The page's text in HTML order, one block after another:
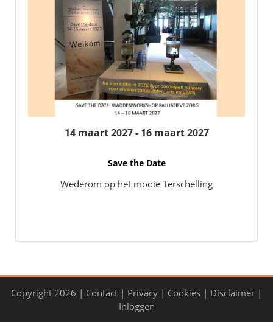
14 maart 2027 - 16 maart 2027
Save the Date
Wederom op het mooie Terschelling
Copyright 2026 | Contact | Privacy | Cookies | Disclaimer |
Inloggen